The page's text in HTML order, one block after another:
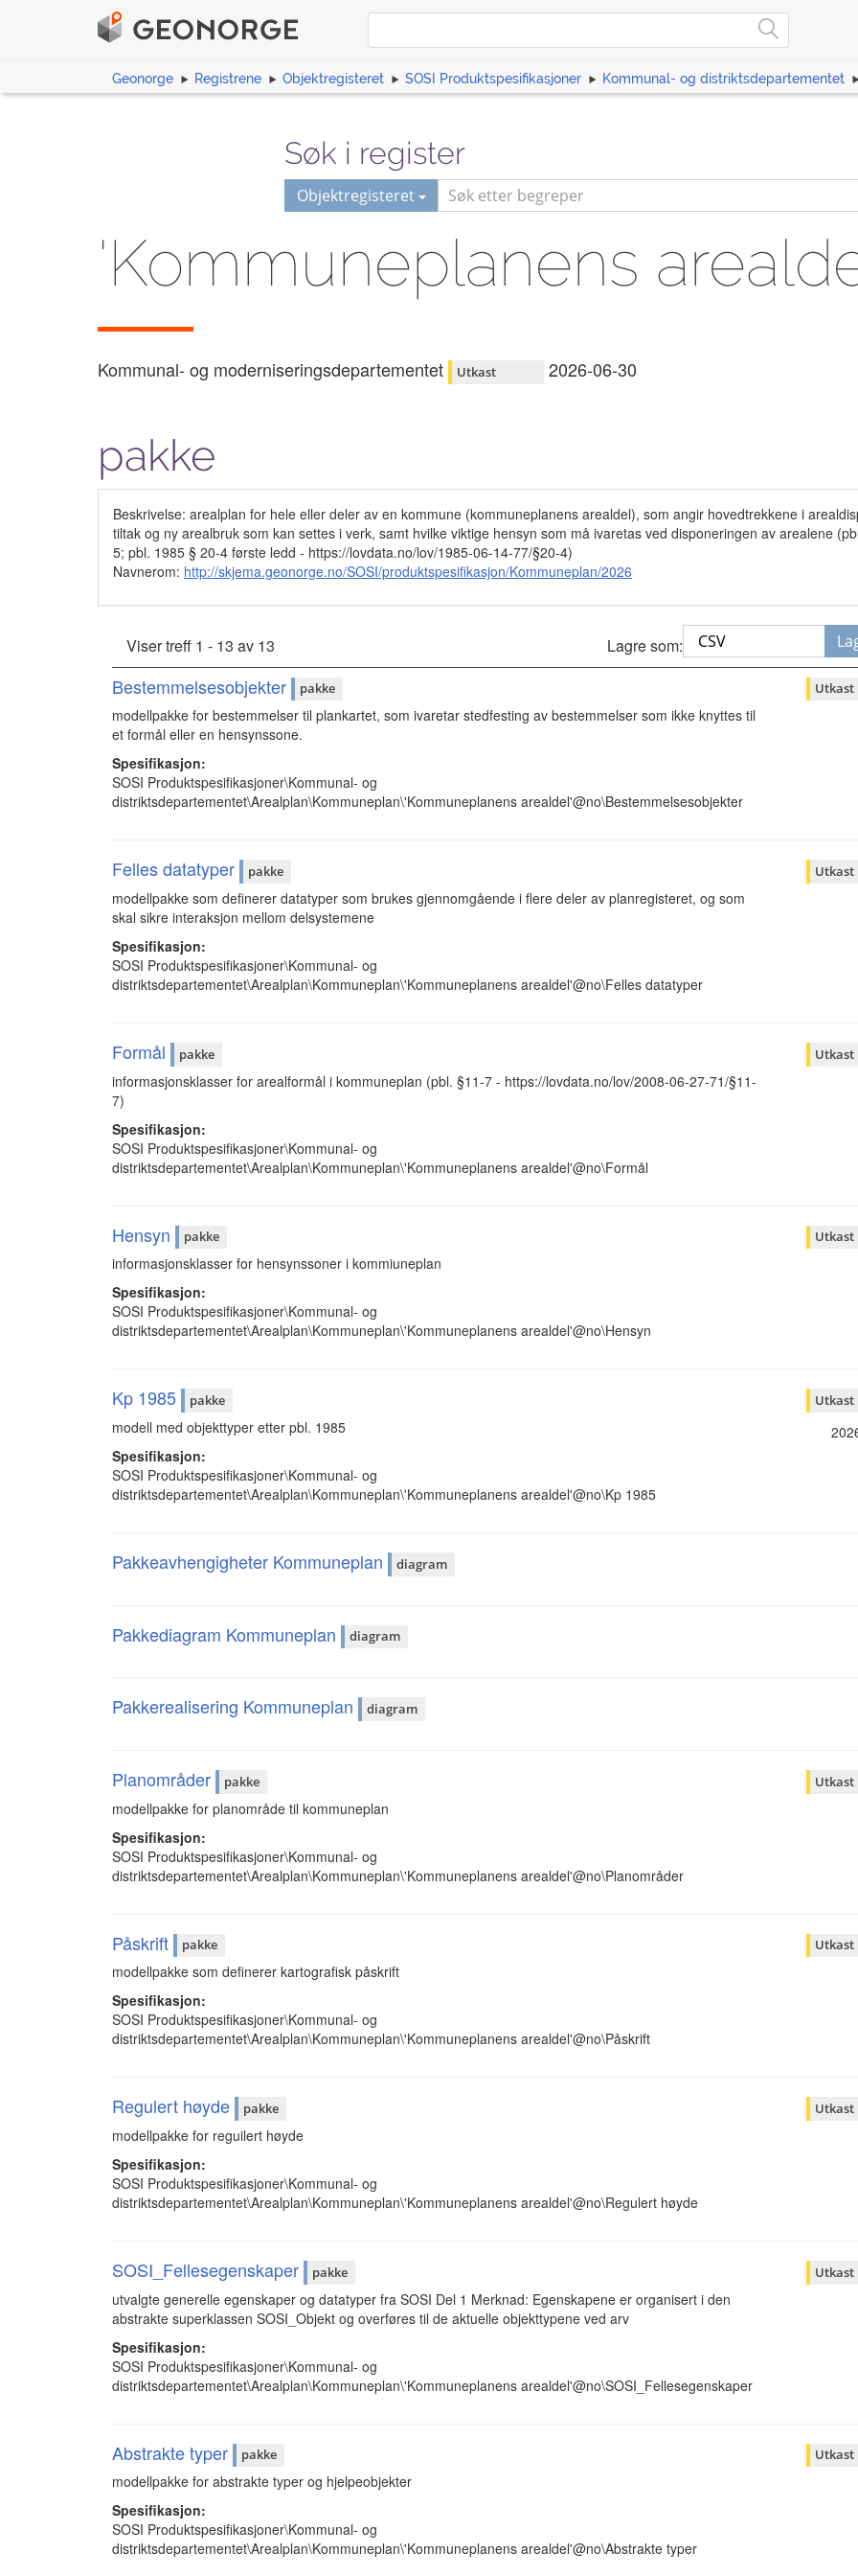
Geonorge Registrene Objektregisteret SOSI Produktspesifikasjoner Kommunal- og distriktsdepartementet
Søk i register
Objektregisteret
'Kommuneplanens
Kommunal- og moderniseringsdepartementet Utkast 2026-06-30
pakke
Beskrivelse: arealplan for hele eller deler av en kommune (kommuneplanens arealdel), som angir hovedtrekkene i
tiltak og ny arealbruk som kan settes i verk, samt hvilke viktige hensyn som må ivaretas ved disponeringen av arealene
5; pbl. 1985 § 20-4 første ledd - https://lovdata.no/lov/1985-06-14-77/§20-4)
Navnerom: http://skjema.geonorge.no/SOSI/produktspesifikasjon/Kommuneplan/2026
Viser treff 1 - 13 av 13 Lagre som:
Bestemmelsesobjekter pakke
modellpakke for bestemmelser til plankartet, som ivaretar stedfesting av bestemmelser som ikke knyttes til
et formål eller en hensynssone.
Spesifikasjon:
SOSI Produktspesifikasjoner\Kommunal- og
distriktsdepartementet\Arealplan\Kommuneplan\'Kommuneplanens arealdel'@no\Bestemmelsesobjekter
Utkast
Felles datatyper pakke
modellpakke som definerer datatyper som brukes gjennomgående i flere deler av planregisteret, og som
skal sikre interaksjon mellom delsystemene
Spesifikasjon:
SOSI Produktspesifikasjoner\Kommunal- og
distriktsdepartementet\Arealplan\Kommuneplan\'Kommuneplanens arealdel'@no\Felles datatyper
Utkast
Formål pakke
informasjonsklasser for arealformål i kommuneplan (pbl. §11-7 - https://lovdata.no/lov/2008-06-27-71/§11-
7)
Spesifikasjon:
SOSI Produktspesifikasjoner\Kommunal- og
distriktsdepartementet\Arealplan\Kommuneplan\'Kommuneplanens arealdel'@no\Formål
Utkast
Hensyn pakke
informasjonsklasser for hensynssoner i kommiuneplan
Spesifikasjon:
SOSI Produktspesifikasjoner\Kommunal- og
distriktsdepartementet\Arealplan\Kommuneplan\'Kommuneplanens arealdel'@no\Hensyn
Utkast
Kp 1985 pakke
modell med objekttyper etter pbl. 1985
Spesifikasjon:
SOSI Produktspesifikasjoner\Kommunal- og
distriktsdepartementet\Arealplan\Kommuneplan\'Kommuneplanens arealdel'@no\Kp 1985
Utkast
Pakkeavhengigheter Kommuneplan diagram
Pakkediagram Kommuneplan diagram
Pakkerealisering Kommuneplan diagram
Planområder pakke
modellpakke for planområde til kommuneplan
Spesifikasjon:
SOSI Produktspesifikasjoner\Kommunal- og
distriktsdepartementet\Arealplan\Kommuneplan\'Kommuneplanens arealdel'@no\Planområder
Utkast
Påskrift pakke
modellpakke som definerer kartografisk påskrift
Spesifikasjon:
SOSI Produktspesifikasjoner\Kommunal- og
distriktsdepartementet\Arealplan\Kommuneplan\'Kommuneplanens arealdel'@no\Påskrift
Utkast
Regulert høyde pakke
modellpakke for reguilert høyde
Spesifikasjon:
SOSI Produktspesifikasjoner\Kommunal- og
distriktsdepartementet\Arealplan\Kommuneplan\'Kommuneplanens arealdel'@no\Regulert høyde
Utkast
SOSI_Fellesegenskaper pakke
utvalgte generelle egenskaper og datatyper fra SOSI Del 1 Merknad: Egenskapene er organisert i den
abstrakte superklassen SOSI_Objekt og overføres til de aktuelle objekttypene ved arv
Spesifikasjon:
SOSI Produktspesifikasjoner\Kommunal- og
distriktsdepartementet\Arealplan\Kommuneplan\'Kommuneplanens arealdel'@no\SOSI_Fellesegenskaper
Utkast
Abstrakte typer pakke
modellpakke for abstrakte typer og hjelpeobjekter
Spesifikasjon:
SOSI Produktspesifikasjoner\Kommunal- og
distriktsdepartementet\Arealplan\Kommuneplan\'Kommuneplanens arealdel'@no\Abstrakte typer
Utkast